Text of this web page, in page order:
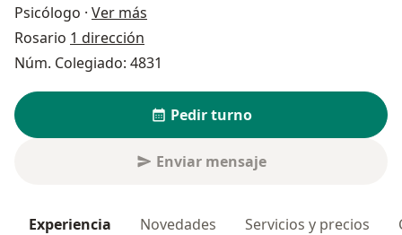
Psicólogo · Ver más
Rosario 1 dirección
Núm. Colegiado: 4831
Pedir turno
Enviar mensaje
Experiencia Novedades Servicios y precios